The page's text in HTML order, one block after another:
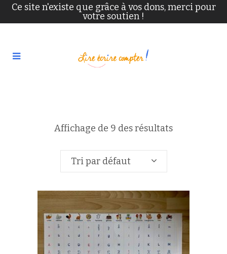
Ce site n'existe que grâce à vos dons, merci pour
votre soutien !
Affichage de 9 des résultats
Tri par défaut